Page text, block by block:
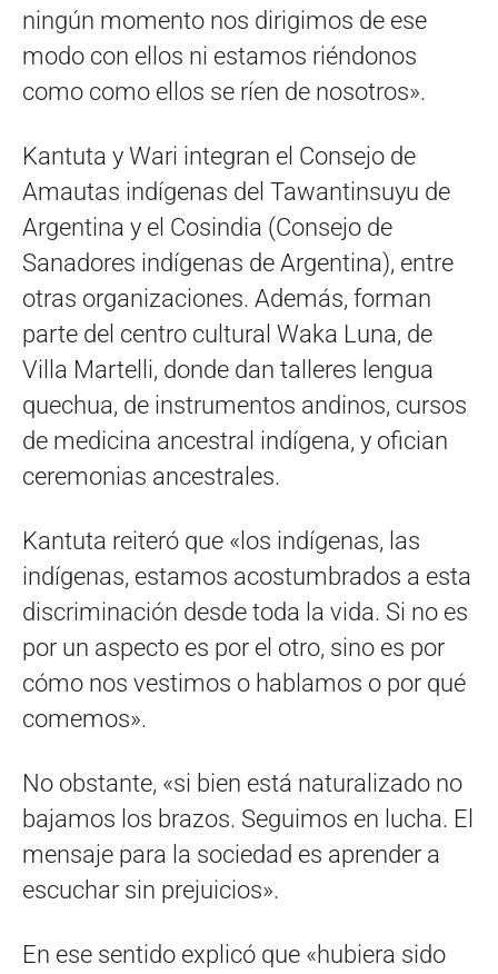
ningún momento nos dirigimos de ese
modo con ellos ni estamos riéndonos
como como ellos se ríen de nosotros».
Kantuta y Wari integran el Consejo de
Amautas indígenas del Tawantinsuyu de
Argentina y el Cosindia (Consejo de
Sanadores indígenas de Argentina), entre
otras organizaciones. Además, forman
parte del centro cultural Waka Luna, de
Villa Martelli, donde dan talleres lengua
quechua, de instrumentos andinos, cursos
de medicina ancestral indígena, y ofician
ceremonias ancestrales.
Kantuta reiteró que «los indígenas, las
indígenas, estamos acostumbrados a esta
discriminación desde toda la vida. Si no es
por un aspecto es por el otro, sino es por
cómo nos vestimos o hablamos o por qué
comemos».
No obstante, «si bien está naturalizado no
bajamos los brazos. Seguimos en lucha. El
mensaje para la sociedad es aprender a
escuchar sin prejuicios».
En ese sentido explicó que «hubiera sido